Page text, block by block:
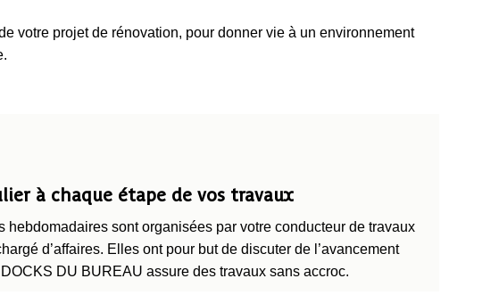
votre projet de rénovation, pour donner vie à un environnement
à chaque étape de vos travaux
hebdomadaires sont organisées par votre conducteur de travaux
d’affaires. Elles ont pour but de discuter de l’avancement
DU BUREAU assure des travaux sans accroc.